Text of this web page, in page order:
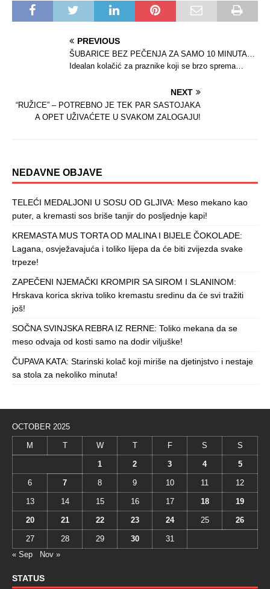
PREVIOUS
ŠUBARICE BEZ PEČENJA ZA SAMO 10 MINUTA…
Idealan kolačić za praznike koji se brzo sprema…
NEXT
“RUŽICE” – POTREBNO JE TEK PAR SASTOJAKA
A OPET UŽIVAĆETE U SVAKOM ZALOGAJU!
NEDAVNE OBJAVE
TELEĆI MEDALJONI U SOSU OD GLJIVA: Meso mekano kao
puter, a kremasti sos briše tanjir do posljednje kapi!
KREMASTA MUS TORTA OD MALINA I BIJELE ČOKOLADE:
Lagana, osvježavajuća i toliko lijepa da će biti zvijezda svake
trpeze!
ZAPEČENI NJEMAČKI KROMPIR SA SIROM I SLANINOM:
Hrskava korica skriva toliko kremastu sredinu da će svi tražiti
još!
SOČNA SVINJSKA REBRA IZ RERNE: Toliko mekana da se
meso odvaja od kosti samo na dodir viljuške!
ČUPAVA KATA: Starinski kolač koji miriše na djetinjstvo i nestaje
sa stola za nekoliko minuta!
OCTOBER 2025
M T W T F S S
1 2 3 4 5
6 7 8 9 10 11 12
13 14 15 16 17 18 19
20 21 22 23 24 25 26
27 28 29 30
31
« Sep
Nov »
STATUS